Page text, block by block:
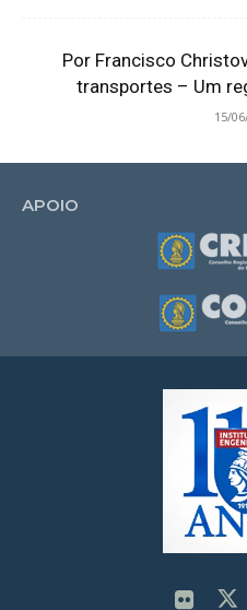
Por Francisco
transportes – Um
15/
APOIO